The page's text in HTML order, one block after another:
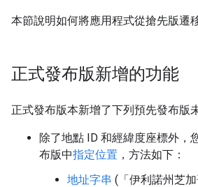
本節說明如何將應用程式從搶先版遷
正式發布版新增的功能
正式發布版本新增了下列預先發布版
除了地點 ID 和經緯度座標外，
布版中指定位置 ，方法如下：
地址字串 (「伊利諾州芝